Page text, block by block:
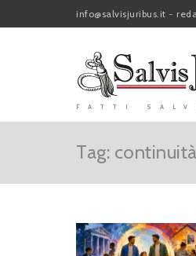
info@salvisjuribus.it -
FATTI
Tag: